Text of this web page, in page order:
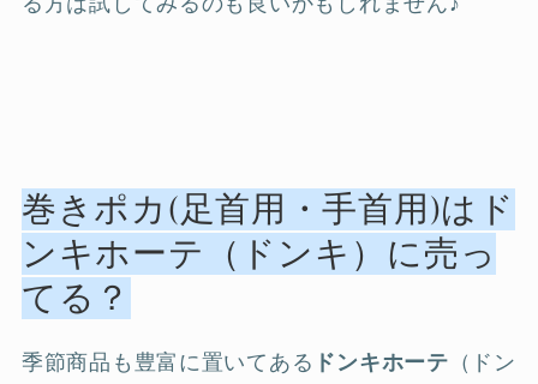
巻きポカ(足首用・手首用)はド
ンキホーテ（ドンキ）に売っ
てる？
季節商品も豊富に置いてある ドンキホーテ （ドン